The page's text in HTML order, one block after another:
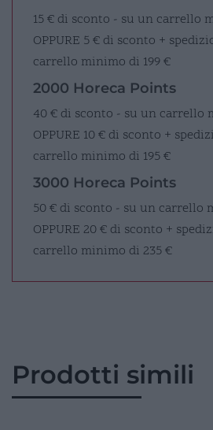
15 € di sconto - su un carrello
OPPURE 5 € di sconto +
carrello minimo di 199 €
2000 Horeca Points
40 € di sconto - su un carrello
OPPURE 10 € di sconto +
carrello minimo di 195 €
3000 Horeca Points
50 € di sconto - su un carrello
OPPURE 20 € di sconto +
carrello minimo di 235 €
Prodotti simili